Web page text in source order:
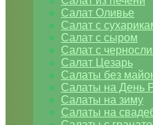
Салат Оливье
Салат с
Салат с сыром
Салат с
Салат Цезарь
Салаты без
Салаты на День
Салаты на зиму
Салаты на